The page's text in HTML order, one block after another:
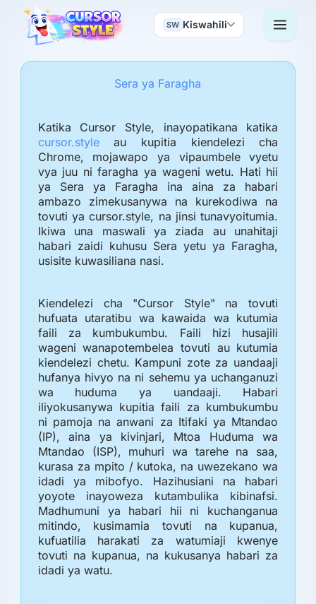
SW Kiswahili
Sera ya Faragha
Katika Cursor Style, inayopatikana katika
cursor.styleau kupitia kiendelezi cha
Chrome, mojawapo ya vipaumbele vyetu
vya juu ni faragha ya wageni wetu. Hati hii
ya Sera ya Faragha ina aina za habari
ambazo zimekusanywa na kurekodiwa na
tovuti ya cursor.style, na jinsi tunavyoitumia.
Ikiwa una maswali ya ziada au unahitaji
habari zaidi kuhusu Sera yetu ya Faragha,
usisite kuwasiliana nasi.
Kiendelezi cha "Cursor Style" na tovuti
hufuata utaratibu wa kawaida wa kutumia
faili za kumbukumbu. Faili hizi husajili
wageni wanapotembelea tovuti au kutumia
kiendelezi chetu. Kampuni zote za uandaaji
hufanya hivyo na ni sehemu ya uchanganuzi
wa huduma ya uandaaji. Habari
iliyokusanywa kupitia faili za kumbukumbu
ni pamoja na anwani za Itifaki ya Mtandao
(IP), aina ya kivinjari, Mtoa Huduma wa
Mtandao (ISP), muhuri wa tarehe na saa,
kurasa za mpito / kutoka, na uwezekano wa
idadi ya mibofyo. Hazihusiani na habari
yoyote inayoweza kutambulika kibinafsi.
Madhumuni ya habari hii ni kuchanganua
mitindo, kusimamia tovuti na kupanua,
kufuatilia harakati za watumiaji kwenye
tovuti na kupanua, na kukusanya habari za
idadi ya watu.